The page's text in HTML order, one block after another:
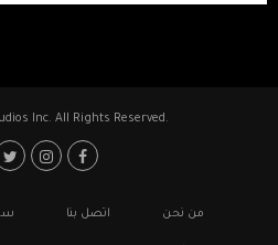
Inc. All Rights Reserved.
Footer: Social Media
من نحن اتصل بنا